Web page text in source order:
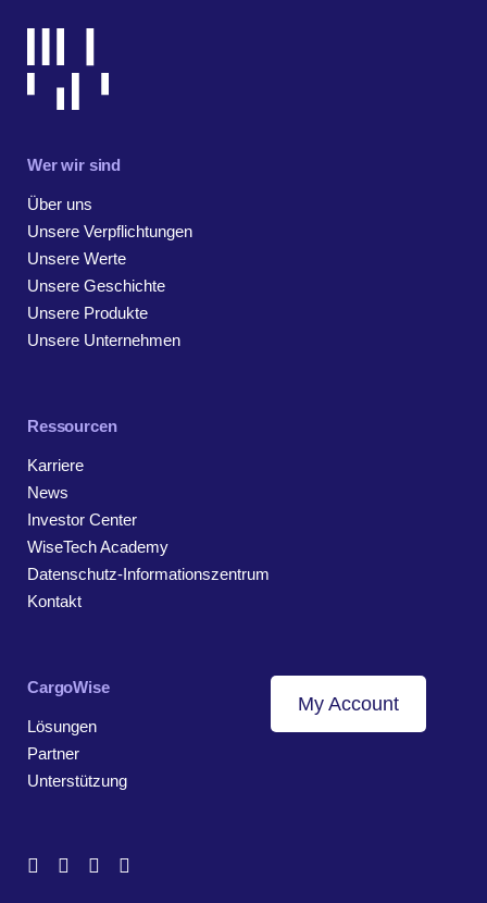
Wer wir sind
Über uns
Unsere Verpflichtungen
Unsere Werte
Unsere Geschichte
Unsere Produkte
Unsere Unternehmen
Ressourcen
Karriere
News
Investor Center
WiseTech Academy
Datenschutz-Informationszentrum
Kontakt
CargoWise
Lösungen
Partner
Unterstützung
My Account